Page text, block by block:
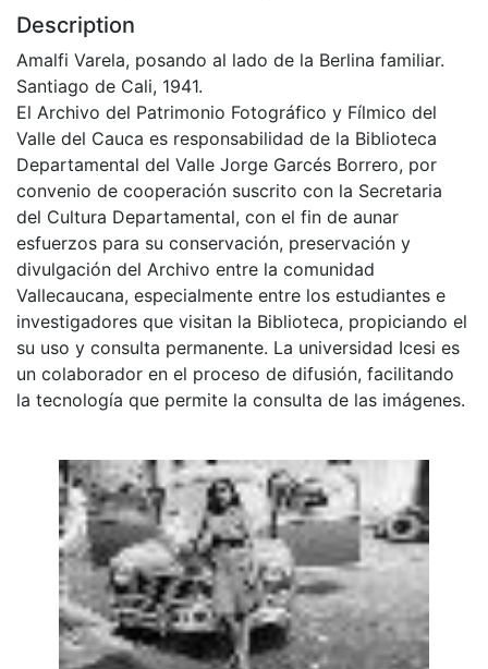
Description
Amalfi Varela, posando al lado de la Berlina familiar.
Santiago de Cali, 1941.
El Archivo del Patrimonio Fotográfico y Fílmico del
Valle del Cauca es responsabilidad de la Biblioteca
Departamental del Valle Jorge Garcés Borrero, por
convenio de cooperación suscrito con la Secretaria
del Cultura Departamental, con el fin de aunar
esfuerzos para su conservación, preservación y
divulgación del Archivo entre la comunidad
Vallecaucana, especialmente entre los estudiantes e
investigadores que visitan la Biblioteca, propiciando el
su uso y consulta permanente. La universidad Icesi es
un colaborador en el proceso de difusión, facilitando
la tecnología que permite la consulta de las imágenes.